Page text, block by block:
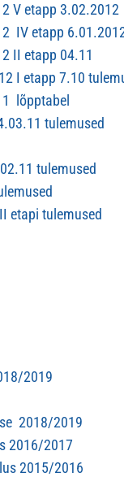
V etapp 3.02.2012
IV etapp
II etapp 04.11
I etapp 7.10
lõpptabel
tulemused
tulemused
etapi tulemused
2019
2018/2019
2016/2017
2015/2016